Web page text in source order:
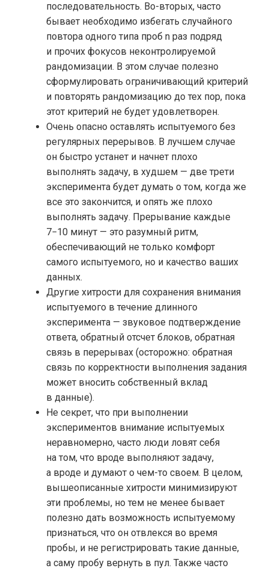
последовательность. Во-вторых, часто
бывает необходимо избегать случайного
повтора одного типа проб n раз подряд
и прочих фокусов неконтролируемой
рандомизации. В этом случае полезно
сформулировать ограничивающий критерий
и повторять рандомизацию до тех пор, пока
этот критерий не будет удовлетворен.
Очень опасно оставлять испытуемого без
регулярных перерывов. В лучшем случае
он быстро устанет и начнет плохо
выполнять задачу, в худшем — две трети
эксперимента будет думать о том, когда же
все это закончится, и опять же плохо
выполнять задачу. Прерывание каждые
7−10 минут — это разумный ритм,
обеспечивающий не только комфорт
самого испытуемого, но и качество ваших
данных.
Другие хитрости для сохранения внимания
испытуемого в течение длинного
эксперимента — звуковое подтверждение
ответа, обратный отсчет блоков, обратная
связь в перерывах (осторожно: обратная
связь по корректности выполнения задания
может вносить собственный вклад
в данные).
Не секрет, что при выполнении
экспериментов внимание испытуемых
неравномерно, часто люди ловят себя
на том, что вроде выполняют задачу,
а вроде и думают о чем-то своем. В целом,
вышеописанные хитрости минимизируют
эти проблемы, но тем не менее бывает
полезно дать возможность испытуемому
признаться, что он отвлекся во время
пробы, и не регистрировать такие данные,
а саму пробу вернуть в пул. Также часто